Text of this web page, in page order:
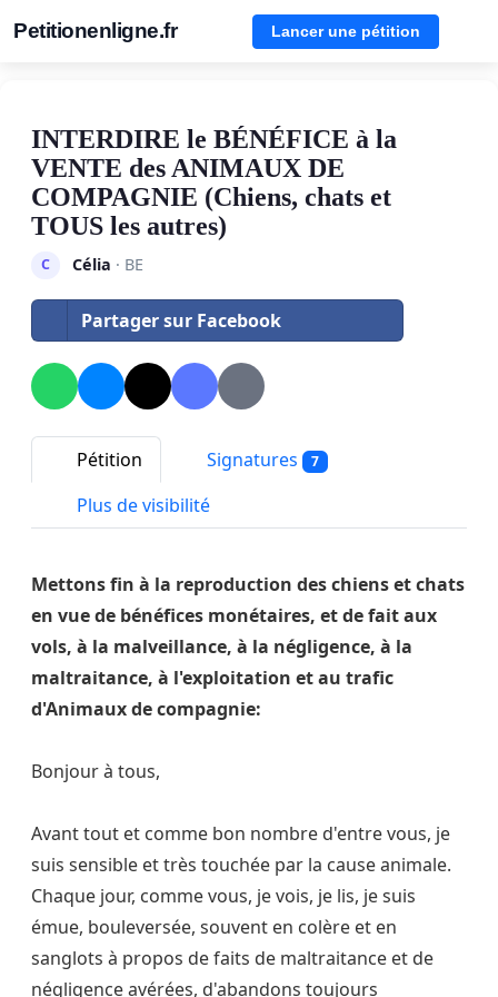
Petitionenligne.fr Lancer une pétition
INTERDIRE le BÉNÉFICE à la
VENTE des ANIMAUX DE
COMPAGNIE (Chiens, chats et
TOUS les autres)
C Célia · BE
Partager sur Facebook
Pétition Signatures 7
Plus de visibilité
Mettons fin à la reproduction des chiens et chats
en vue de bénéfices monétaires, et de fait aux
vols, à la malveillance, à la négligence, à la
maltraitance, à l'exploitation et au trafic
d'Animaux de compagnie:
Bonjour à tous,
Avant tout et comme bon nombre d'entre vous, je
suis sensible et très touchée par la cause animale.
Chaque jour, comme vous, je vois, je lis, je suis
émue, bouleversée, souvent en colère et en
sanglots à propos de faits de maltraitance et de
négligence avérées, d'abandons toujours